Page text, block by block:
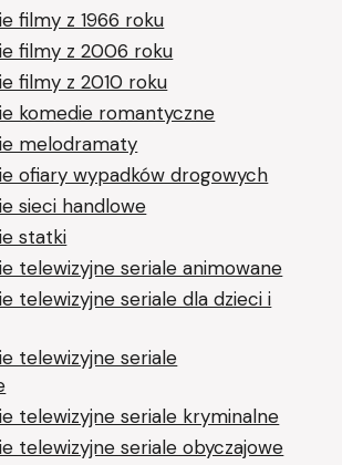
filmy z 1966 roku
filmy z 2006 roku
filmy z 2010 roku
komedie romantyczne
melodramaty
ofiary wypadków drogowych
sieci handlowe
statki
telewizyjne seriale animowane
telewizyjne seriale dla dzieci i
telewizyjne seriale
telewizyjne seriale kryminalne
telewizyjne seriale obyczajowe